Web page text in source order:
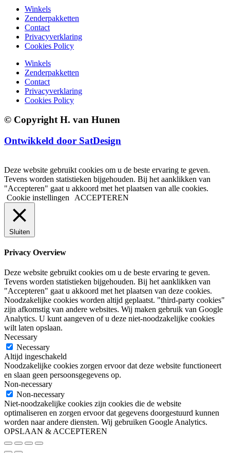
Winkels
Zenderpakketten
Contact
Privacyverklaring
Cookies Policy
Winkels
Zenderpakketten
Contact
Privacyverklaring
Cookies Policy
© Copyright H. van Hunen
Ontwikkeld door SatDesign
Deze website gebruikt cookies om u de beste ervaring te geven.
Tevens worden statistieken bijgehouden. Bij het aanklikken van
"Accepteren" gaat u akkoord met het plaatsen van alle cookies.
Cookie instellingen
ACCEPTEREN
Sluiten
Privacy Overview
Deze website gebruikt cookies om u de beste ervaring te geven.
Tevens worden statistieken bijgehouden. Bij het aanklikken van
"Accepteren" gaat u akkoord met het plaatsen van deze cookies.
Noodzakelijke cookies worden altijd geplaatst. "third-party cookies"
zijn afkomstig van andere websites. Wij maken gebruik van Google
Analytics. U kunt aangeven of u deze niet-noodzakelijke cookies
wilt laten opslaan.
Necessary
Necessary
Altijd ingeschakeld
Noodzakelijke cookies zorgen ervoor dat deze website functioneert
en slaan geen persoonsgegevens op.
Non-necessary
Non-necessary
Niet-noodzakelijke cookies zijn cookies die de website
optimaliseren en zorgen ervoor dat gegevens doorgestuurd kunnen
worden naar andere diensten. Wij gebruiken Google Analytics.
OPSLAAN & ACCEPTEREN